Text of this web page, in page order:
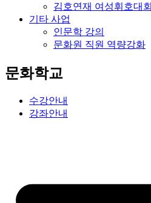
김호연재 여성휘호대회
기타 사업
인문학 강의
문화원 직원 역량강화
문화학교
수강안내
강좌안내